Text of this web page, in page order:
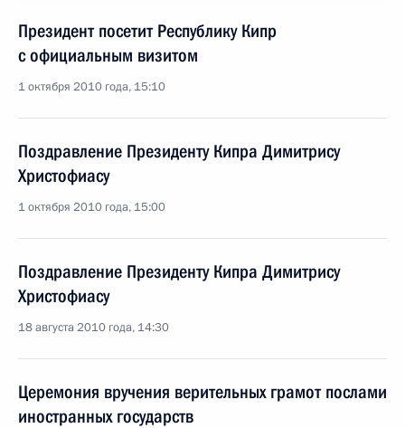
Президент посетит Республику Кипр
с официальным визитом
1 октября 2010 года, 15:10
Поздравление Президенту Кипра Димитрису
Христофиасу
1 октября 2010 года, 15:00
Поздравление Президенту Кипра Димитрису
Христофиасу
18 августа 2010 года, 14:30
Церемония вручения верительных грамот послами
иностранных государств